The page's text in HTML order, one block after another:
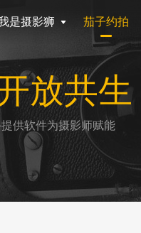
是摄影狮 茄子约拍
放共生
供软件为摄影师赋能